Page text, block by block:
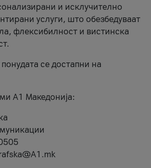
и исклучително
услуги, што обезбедуваат
флексибилност и вистинска
се достапни на
А1 Македонија: